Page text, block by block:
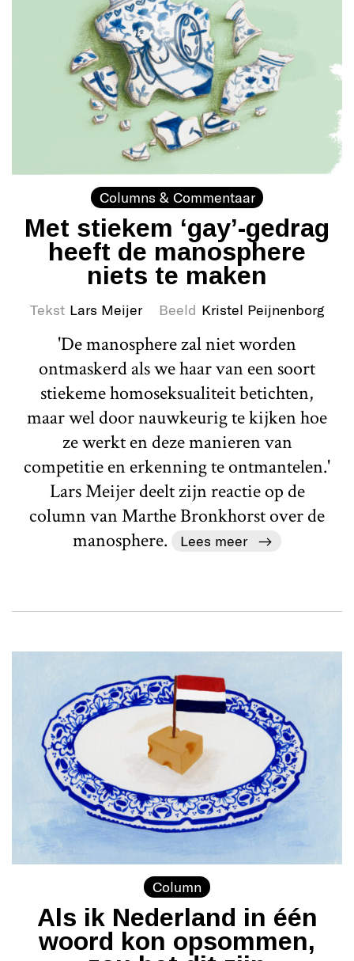
Columns & Commentaar
Met stiekem ‘gay’-gedrag
heeft de manosphere
niets te maken
Tekst Lars Meijer Beeld Kristel Peijnenborg
'De manosphere zal niet worden
ontmaskerd als we haar van een soort
stiekeme homoseksualiteit betichten,
maar wel door nauwkeurig te kijken hoe
ze werkt en deze manieren van
competitie en erkenning te ontmantelen.'
Lars Meijer deelt zijn reactie op de
column van Marthe Bronkhorst over de
manosphere.
Lees meer
Column
Als ik Nederland in één
woord kon opsommen,